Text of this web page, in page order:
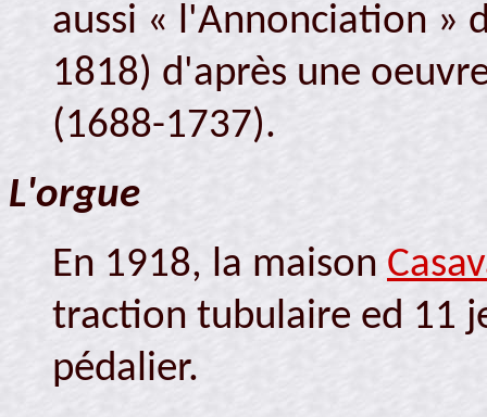
aussi « l'Annonciation »
1818) d'après une
(1688-1737).
L'orgue
En 1918, la maison
traction tubulaire ed 11
pédalier.